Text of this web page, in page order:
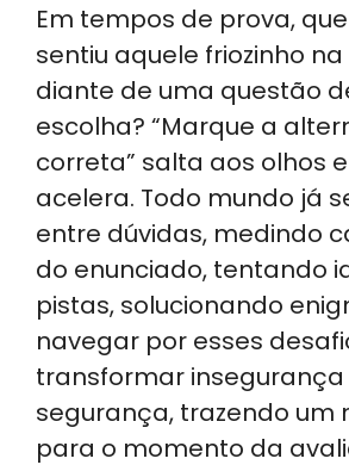
a
ts
A
p
p
k
e
dI
n
c
e
b
o
o
k
e
gr
a
m
e
Em tempos de prova,
sentiu aquele friozinho
diante de uma questão
escolha? “Marque a
correta” salta aos olhos
acelera. Todo mundo já
entre dúvidas, medindo
do enunciado, tentando
pistas, solucionando
navegar por esses
transformar
segurança, trazendo um
para o momento da